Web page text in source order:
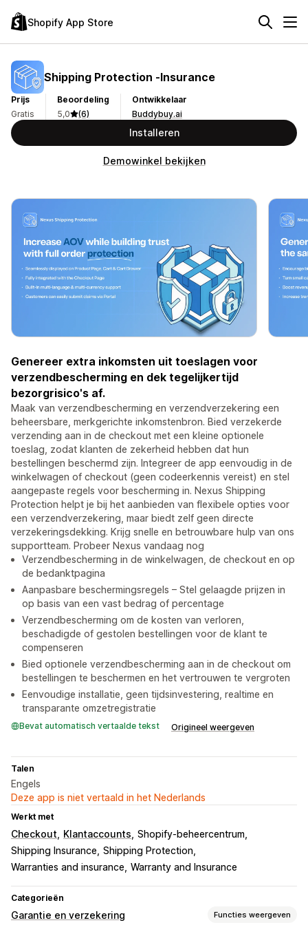
Shopify App Store
Shipping Protection ‑Insurance
Prijs
Gratis
Beoordeling
5,0
(6)
Ontwikkelaar
Buddybuy.ai
Installeren
Demowinkel bekijken
Genereer extra inkomsten uit toeslagen voor
verzendbescherming en dek tegelijkertijd
bezorgrisico's af.
Maak van verzendbescherming en verzendverzekering een
beheersbare, merkgerichte inkomstenbron. Bied verzekerde
verzending aan in de checkout met een kleine optionele
toeslag, zodat klanten de zekerheid hebben dat hun
bestellingen beschermd zijn. Integreer de app eenvoudig in de
winkelwagen of checkout (geen codeerkennis vereist) en stel
aangepaste regels voor bescherming in. Nexus Shipping
Protection helpt je bij het aanbieden van flexibele opties voor
een verzendverzekering, maar biedt zelf geen directe
verzekeringsdekking. Krijg snelle en betrouwbare hulp van ons
supportteam. Probeer Nexus vandaag nog
Verzendbescherming in de winkelwagen, de checkout en op
de bedanktpagina
Aanpasbare beschermingsregels – Stel gelaagde prijzen in
op basis van een vast bedrag of percentage
Verzendbescherming om de kosten van verloren,
beschadigde of gestolen bestellingen voor de klant te
compenseren
Bied optionele verzendbescherming aan in de checkout om
bestellingen te beschermen en het vertrouwen te vergroten
Eenvoudige installatie, geen tijdsinvestering, realtime en
transparante omzetregistratie
Bevat automatisch vertaalde tekst Origineel weergeven
Talen
Engels
Deze app is niet vertaald in het Nederlands
Werkt met
Checkout Klantaccounts Shopify-beheercentrum
Shipping Insurance Shipping Protection
Warranties and insurance Warranty and Insurance
Categorieën
Garantie en verzekering Functies weergeven